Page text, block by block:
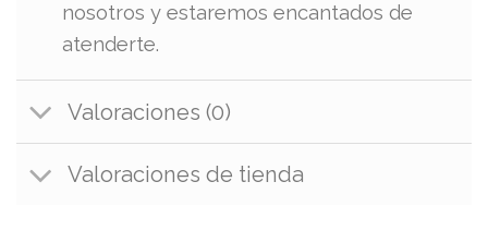
nosotros y estaremos encantados de
atenderte.
Valoraciones (0)
Valoraciones de tienda